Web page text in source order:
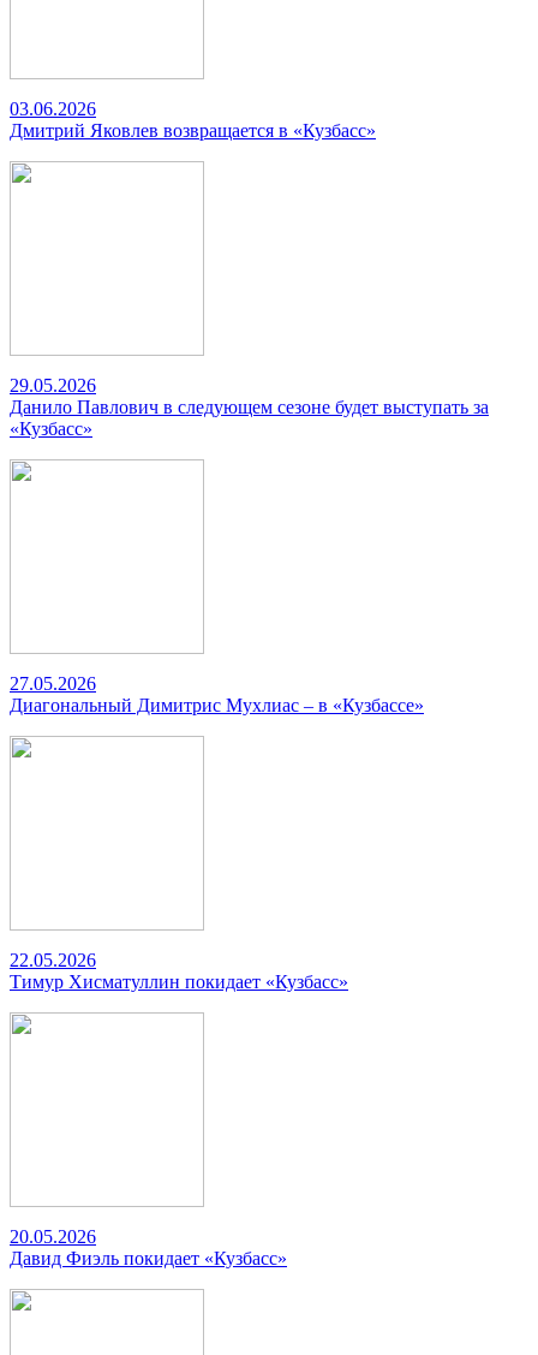
03.06.2026
Дмитрий Яковлев возвращается в «Кузбасс»
29.05.2026
Данило Павлович в следующем сезоне будет выступать за
«Кузбасс»
27.05.2026
Диагональный Димитрис Мухлиас – в «Кузбассе»
22.05.2026
Тимур Хисматуллин покидает «Кузбасс»
20.05.2026
Давид Фиэль покидает «Кузбасс»